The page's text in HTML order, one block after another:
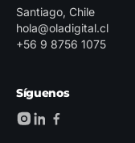
Santiago, Chile
hola@oladigital.cl
+56 9 8756 1075
Síguenos